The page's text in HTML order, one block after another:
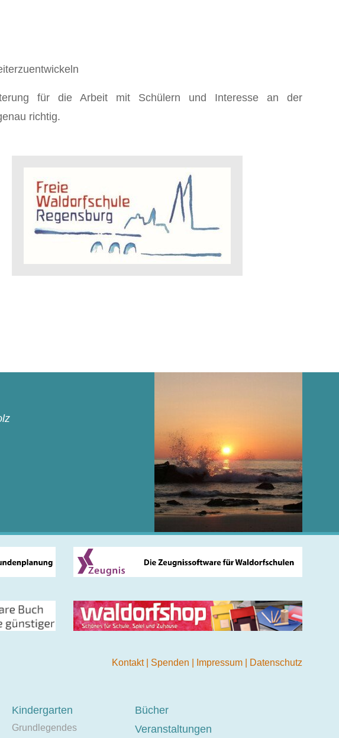
für die Arbeit mit Schülern und Interesse an der
richtig.
Kontakt Spenden Impressum Datenschutz
Kindergarten
Grundlegendes
Bücher
Veranstaltungen